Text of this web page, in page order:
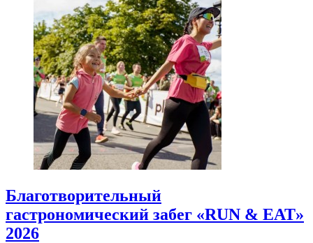
Благотворительный
гастрономический забег «RUN & EAT»
2026